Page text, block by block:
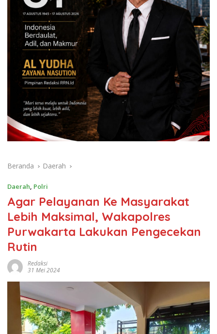
Beranda Daerah
Daerah, Polri
Agar Pelayanan Ke Masyarakat
Lebih Maksimal, Wakapolres
Purwakarta Lakukan Pengecekan
Rutin
Redaksi
31 Mei 2024